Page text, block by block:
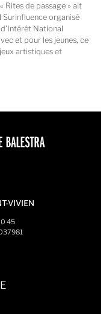
Rites de passage » ait
organisé
National
et pour les jeunes, ce
artistiques et
VIVIEN
45